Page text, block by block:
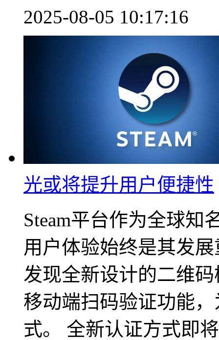
2025-08-05 10:17:16
光或将提升用户便捷性
Steam平台作为全球知
用户体验始终是其发
发现全新设计的二维
移动端扫码验证功能
式。 全新认证方式即